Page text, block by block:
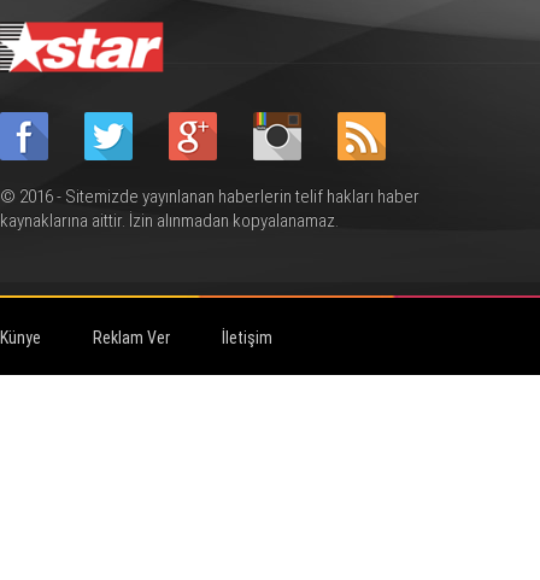
© 2016 - Sitemizde yayınlanan haberlerin telif hakları haber
kaynaklarına aittir. İzin alınmadan kopyalanamaz.
Künye Reklam Ver İletişim